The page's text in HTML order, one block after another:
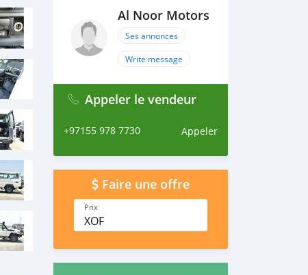
Al Noor Motors
Ses annonces
Write message
Appeler le vendeur
+97155 978 7730 Appeler
Faire une offre
Prix
XOF